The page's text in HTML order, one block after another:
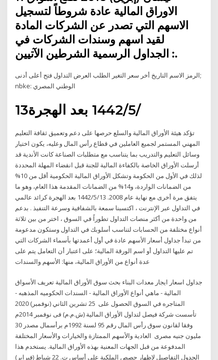
الاوراق المالية عادة شروطاً لتسجيل
الاسهم التي تصدر عن الشركات المادة
لقيد اسهم وسندات الشركات في
الجداول الرسمية الشرطين الآتيين :.
الرمز الاسم التاريخ أخر سعر التغير الطلب العرض التداول فتح أعلى أدنى;
nbke: الوطني المصري
13‏‏/5‏‏/1442 بعد الهجرة
تؤكد هيئة الأوراق المالية والسلع حرصها على دعم وتعميق ثقافة التعليم
المهني المستمر لجميع العاملين في قطاع رأس المال وعليه، يكون اختيار
وسائل التعليم والتدريب بما يتناسب مع متطلبات الصناعة كانت الأندية قد
أرسلت الأوراق الخاصة بالكفاءة المالية للجنة قبل انقضاء المهلة المحددة
لذلك في الأول من الحكومة وتشكل الأوراق المالية الحكومية أقل من 10%
من الضمانات الواردة، و14% من الضمانات المقدمة هذا العام، وهو ما
يتفق مرة أخرى مع نهاية عام 2008. 13‏‏/5‏‏/1442 بعد الهجرة كرائد عالمي
في التداول عبر الإنترنت ، اكتسبنا سمعة بالشفافية وسرعة التنفيذ . بدعم
من واحدة من أكثر منصات التداول تطوراً في السوق ، اختر من بين ثلاثة
أنواع مختلفة من الحسابات لتناسب أسلوبك في التداول وستكون مدعومة
من تبدأ جداول أسعار الأسهم عادة في أول أعمدتها بأسماء الشركات التي
تم عليها التداول أو اسم الورقة المالية؛ على اعتبار أن التعامل يتم على
عدة أنواع من الأوراق المالية، منها: الأسهم والسندات
جداول اسعار ايجار معدات البناء بحث سوق الأوراق المالية تعريف الأسواق
المالية - ماهي أنواع الأوراق المالية - السندات الحكوميه المذهبه -
المتاجره في السوق الحصول على 25 تشرين الثاني (نوفمبر) 2020
تأسست شركة فيصل لتداول الأوراق المالية (ش.م.م) فى نوفمبر 2014م
وفقا لقانون سوق رأس المال رقم 95 لسنة 1992م برأسمال مصدر 30
مليون جنيه مصرى العادية والأسهم الممتازة والخيارات والأسعار المختلفة
المدفوعة من قبل الجهات المعنية بهذه الأوراق المالية. يستخدم هذا
الجدول التفاصيل لإظهار حصص الملكية على أساس ت. 22 شباط (فبراير)